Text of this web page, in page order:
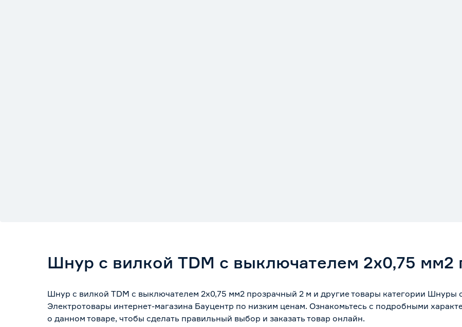
Шнур с вилкой TDM с выключателем 2х0,75 мм2
Шнур с вилкой TDM с выключателем 2х0,75 мм2 прозрачный 2 м и другие товары категории Шнуры
Электротовары интернет-магазина Бауцентр по низким ценам. Ознакомьтесь с подробными
о данном товаре, чтобы сделать правильный выбор и заказать товар онлайн.